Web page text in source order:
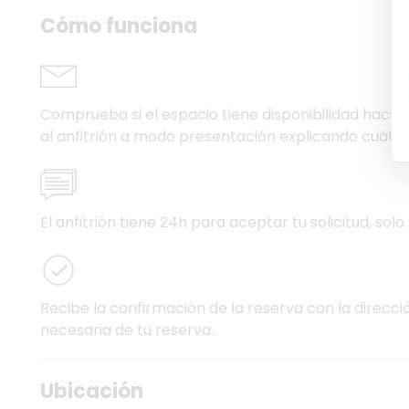
Cómo funciona
Comprueba si el espacio tiene disponibilidad
al anfitrión a modo presentación explicando cuál es
El anfitrión tiene 24h para aceptar tu solicitud,
Recibe la confirmación de la reserva con la
necesaria de tu reserva.
Ubicación